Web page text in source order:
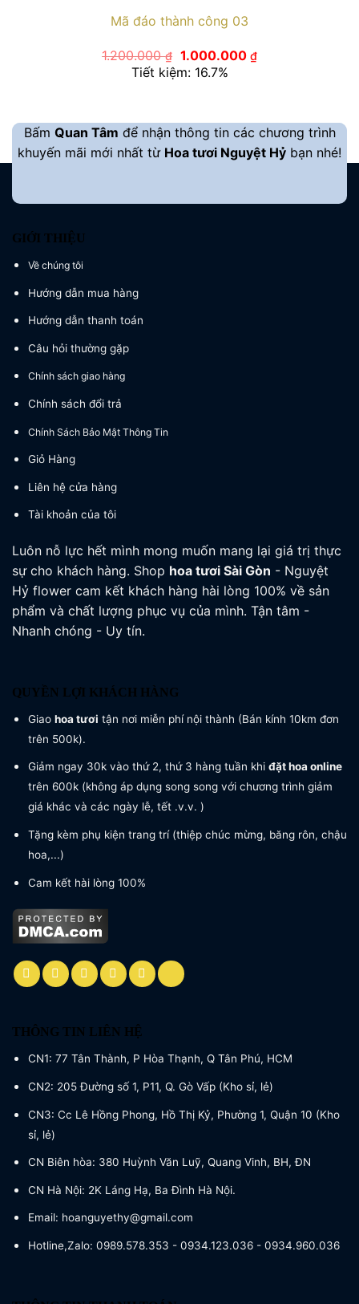
Mã đáo thành công 03
1.200.000₫ Giá
gốc
là:
1.000.000 ₫Giá
hiện
Tiết kiệm: 16.7%
Bấm Quan Tâm để nhận thông tin các chương trình
khuyến mãi mới nhất từ Hoa tươi Nguyệt Hỷ bạn nhé!
GIỚI THIỆU
Về chúng tôi
Hướng dẫn mua hàng
Hướng dẫn thanh toán
Câu hỏi thường gặp
Chính sách giao hàng
Chính sách đổi trả
Chính Sách Bảo Mật Thông Tin
Giỏ Hàng
Liên hệ cửa hàng
Tài khoản của tôi
Luôn nỗ lực hết mình mong muốn mang lại giá trị thực
sự cho khách hàng. Shop hoa tươi Sài Gòn - Nguyệt
Hỷ flower cam kết khách hàng hài lòng 100% về sản
phẩm và chất lượng phục vụ của mình. Tận tâm -
Nhanh chóng - Uy tín.
QUYỀN LỢI KHÁCH HÀNG
Giao hoa tươi tận nơi miễn phí nội thành (Bán kính 10km đơn
trên 500k).
Giảm ngay 30k vào thứ 2, thứ 3 hàng tuần khi đặt hoa online
trên 600k (không áp dụng song song với chương trình giảm
giá khác và các ngày lễ, tết .v.v. )
Tặng kèm phụ kiện trang trí (thiệp chúc mừng, băng rôn, chậu
hoa,...)
Cam kết hài lòng 100%
THÔNG TIN LIÊN HỆ
CN1: 77 Tân Thành, P Hòa Thạnh, Q Tân Phú, HCM
CN2: 205 Đường số 1, P11, Q. Gò Vấp (Kho sỉ, lẻ)
CN3: Cc Lê Hồng Phong, Hồ Thị Kỷ, Phường 1, Quận 10 (Kho
sỉ, lẻ)
CN Biên hòa: 380 Huỳnh Văn Luỹ, Quang Vinh, BH, ĐN
CN Hà Nội: 2K Láng Hạ, Ba Đình Hà Nội.
Email: hoanguyethy@gmail.com
Hotline,Zalo: 0989.578.353 - 0934.123.036 - 0934.960.036